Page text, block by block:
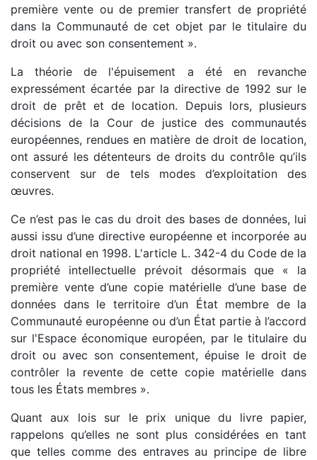
première vente ou de premier transfert de propriété
dans la Communauté de cet objet par le titulaire du
droit ou avec son consentement ».
La théorie de l'épuisement a été en revanche
expressément écartée par la directive de 1992 sur le
droit de prêt et de location. Depuis lors, plusieurs
décisions de la Cour de justice des communautés
européennes, rendues en matière de droit de location,
ont assuré les détenteurs de droits du contrôle qu’ils
conservent sur de tels modes d’exploitation des
œuvres.
Ce n’est pas le cas du droit des bases de données, lui
aussi issu d’une directive européenne et incorporée au
droit national en 1998. L'article L. 342-4 du Code de la
propriété intellectuelle prévoit désormais que « la
première vente d’une copie matérielle d’une base de
données dans le territoire d’un État membre de la
Communauté européenne ou d’un État partie à l’accord
sur l'Espace économique européen, par le titulaire du
droit ou avec son consentement, épuise le droit de
contrôler la revente de cette copie matérielle dans
tous les États membres ».
Quant aux lois sur le prix unique du livre papier,
rappelons qu’elles ne sont plus considérées en tant
que telles comme des entraves au principe de libre